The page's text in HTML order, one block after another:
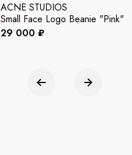
ACNE STUDIOS
Small Face Logo Beanie "Pink"
29 000 ₽